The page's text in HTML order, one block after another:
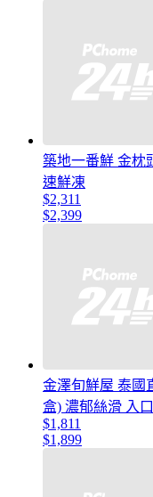
築地一番鮮 金枕
速鮮凍
$2,311
$2,399
金澤旬鮮屋 泰國
盒) 濃郁絲滑 入
$1,811
$1,899